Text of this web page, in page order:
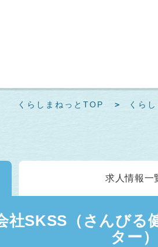
くらしまねっとTOP くら
求人情報一
社SKSS（さんびる
ター）